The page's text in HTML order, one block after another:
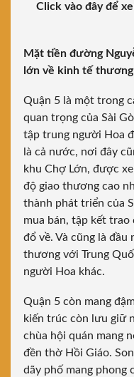
Click vào đây để
Mặt tiền đường
lớn về kinh tế
Quận 5 là một trong
quan trọng của Sài
tập trung người Hoa
là cả nước, nơi đây
khu Chợ Lớn, được
độ giao thương cao
thành phát triển của
mua bán, tập kết trao
đổ về. Và cũng là
thương với Trung
người Hoa khác.
Quận 5 còn mang
kiến trúc còn lưu giữ
chùa hội quán mang
đền thờ Hồi Giáo.
dãy phố mang phong